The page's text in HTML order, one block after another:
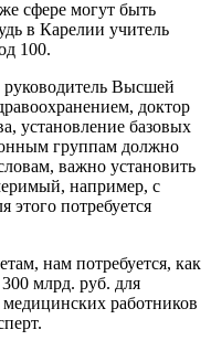
сфере могут быть
в Карелии учитель
100.
Высшей
доктор
установление базовых
группам должно
важно установить
например, с
потребуется
нам потребуется, как
млрд. руб. для
работников